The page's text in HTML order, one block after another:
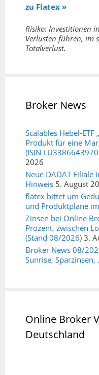
zu Flatex »
Risiko: Investitionen
Verlusten führen, im
Totalverlust.
Broker News
Scalables Hebel-ETF
Produkt für eine
(ISIN
2026
Neue DADAT Filiale
Hinweis 5. August
flatex bittet um
und Produktpläne
Zinsen bei Online
Prozent, zwischen
(Stand 08/2026) 3.
Broker News 08/
Sunrise, Sparzinsen,
Online Broker
Deutschland